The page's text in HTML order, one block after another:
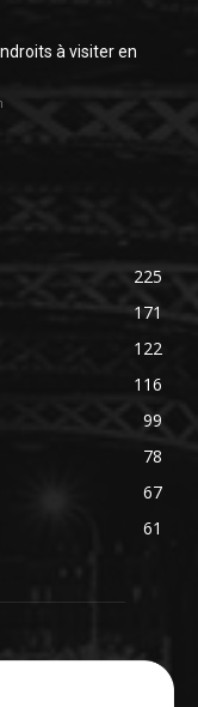
à visiter en
225
171
122
116
99
78
67
61